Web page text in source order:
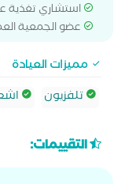
استشاري تغذية
عضو الجمعية
مميزات العيادة
تلفزيون
التقييمات: